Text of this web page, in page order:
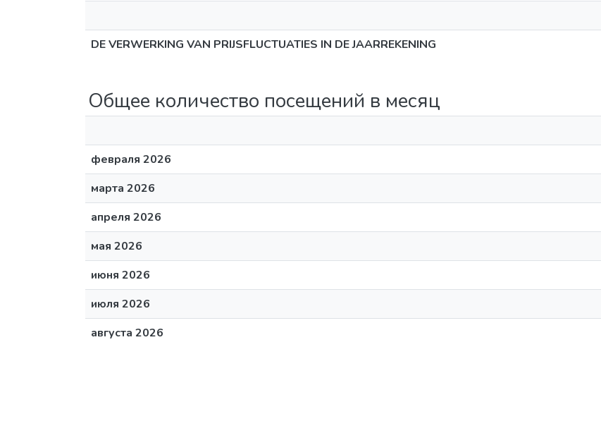
DE VERWERKING VAN PRIJSFLUCTUATIES IN DE JAARREKENING
Общее количество посещений в месяц
февраля 2026
марта 2026
апреля 2026
мая 2026
июня 2026
июля 2026
августа 2026